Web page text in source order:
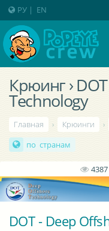
Крюинг ›
Technology
Главная › Крюинги ›
по странам
4387
DOT - Deep
РУ | EN